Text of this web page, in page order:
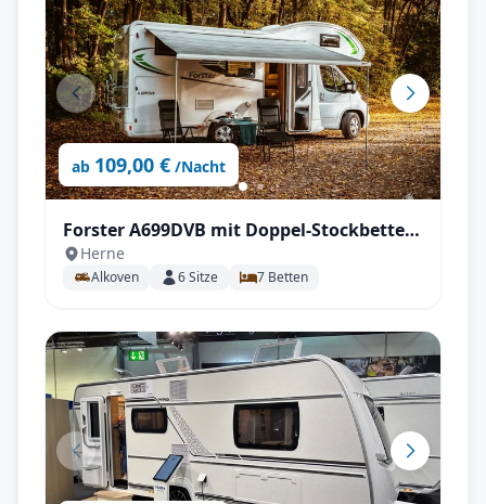
ab 109,00 € /Nacht
Forster A699DVB mit Doppel-Stockbetten
für bis zu 6 Personen!
Herne
Alkoven 6Sitze 7 Betten